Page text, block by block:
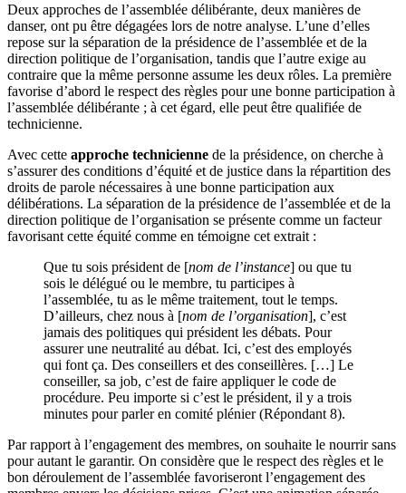
Deux approches de l’assemblée délibérante, deux manières de
danser, ont pu être dégagées lors de notre analyse. L’une d’elles
repose sur la séparation de la présidence de l’assemblée et de la
direction politique de l’organisation, tandis que l’autre exige au
contraire que la même personne assume les deux rôles. La première
favorise d’abord le respect des règles pour une bonne participation à
l’assemblée délibérante ; à cet égard, elle peut être qualifiée de
technicienne.
Avec cette approche technicienne de la présidence, on cherche à
s’assurer des conditions d’équité et de justice dans la répartition des
droits de parole nécessaires à une bonne participation aux
délibérations. La séparation de la présidence de l’assemblée et de la
direction politique de l’organisation se présente comme un facteur
favorisant cette équité comme en témoigne cet extrait :
Que tu sois président de [nom de l’instance] ou que tu
sois le délégué ou le membre, tu participes à
l’assemblée, tu as le même traitement, tout le temps.
D’ailleurs, chez nous à [nom de l’organisation], c’est
jamais des politiques qui président les débats. Pour
assurer une neutralité au débat. Ici, c’est des employés
qui font ça. Des conseillers et des conseillères. […] Le
conseiller, sa job, c’est de faire appliquer le code de
procédure. Peu importe si c’est le président, il y a trois
minutes pour parler en comité plénier (Répondant 8).
Par rapport à l’engagement des membres, on souhaite le nourrir sans
pour autant le garantir. On considère que le respect des règles et le
bon déroulement de l’assemblée favoriseront l’engagement des